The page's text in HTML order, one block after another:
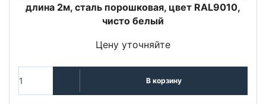
длина 2м, сталь порошковая, цвет RAL9010,
чисто белый
Цену уточняйте
В корзину